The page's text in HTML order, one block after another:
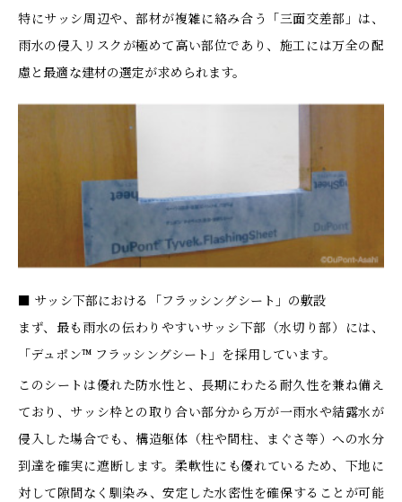
特にサッシ周辺や、部材が複雑に絡み合う「三面交差部」は、
雨水の侵入リスクが極めて高い部位であり、施工には万全の配
慮と最適な建材の選定が求められます。
■ サッシ下部における「フラッシングシート」の敷設
まず、最も雨水の伝わりやすいサッシ下部（水切り部）には、
「デュポン™ フラッシングシート」を採用しています。
このシートは優れた防水性と、長期にわたる耐久性を兼ね備え
ており、サッシ枠との取り合い部分から万が一雨水や結露水が
侵入した場合でも、構造躯体（柱や間柱、まぐさ等）への水分
到達を確実に遮断します。柔軟性にも優れているため、下地に
対して隙間なく馴染み、安定した水密性を確保することが可能